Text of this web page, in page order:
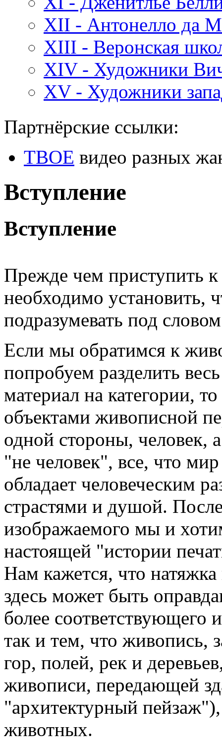
XII - Антонелло да
XIII - Веронская
XIV - Художники
XV - Художники
Партнёрские ссылки:
ТВОЕ видео разных
Вступление
Вступление
Прежде чем приступить
необходимо установить,
подразумевать под
Если мы обратимся к
попробуем разделить
материал на категории,
объектами живописной
одной стороны, человек,
"не человек", все, что
обладает человеческим
страстями и душой.
изображаемого мы и
настоящей "истории
Нам кажется, что
здесь может быть
более соответствующего
так и тем, что живопись,
гор, полей, рек и
живописи, передающей
"архитектурный
животных.